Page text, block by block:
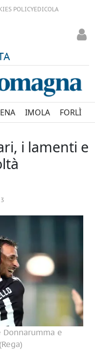
POLICYEDICOLA
IMOLA FORLÌ
i lamenti e
Donnarumma e